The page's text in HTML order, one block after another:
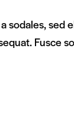
sodales,
Fusce